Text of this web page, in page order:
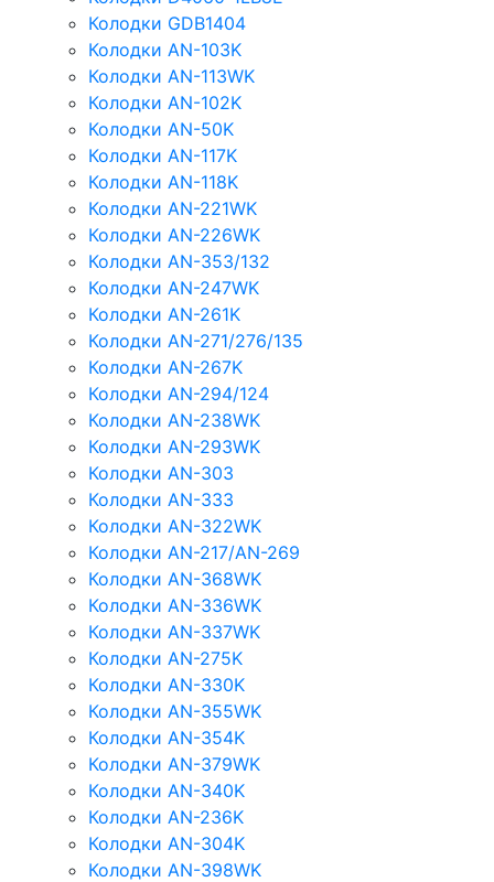
Колодки GDB1404
Колодки AN-103K
Колодки AN-113WK
Колодки AN-102K
Колодки AN-50K
Колодки AN-117K
Колодки AN-118K
Колодки AN-221WK
Колодки AN-226WK
Колодки AN-353/132
Колодки AN-247WK
Колодки AN-261K
Колодки AN-271/276/135
Колодки AN-267K
Колодки AN-294/124
Колодки AN-238WK
Колодки AN-293WK
Колодки AN-303
Колодки AN-333
Колодки AN-322WK
Колодки AN-217/AN-269
Колодки AN-368WK
Колодки AN-336WK
Колодки AN-337WK
Колодки AN-275K
Колодки AN-330K
Колодки AN-355WK
Колодки AN-354K
Колодки AN-379WK
Колодки AN-340K
Колодки AN-236K
Колодки AN-304K
Колодки AN-398WK